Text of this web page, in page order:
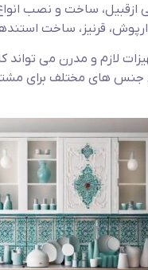
ازقبیل، ساخت و نصب
قرنیز، ساخت
لازم و مدرن می
های مختلف برای